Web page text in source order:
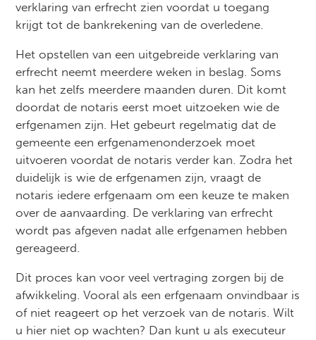
verklaring van erfrecht zien voordat u toegang
krijgt tot de bankrekening van de overledene.
Het opstellen van een uitgebreide verklaring van
erfrecht neemt meerdere weken in beslag. Soms
kan het zelfs meerdere maanden duren. Dit komt
doordat de notaris eerst moet uitzoeken wie de
erfgenamen zijn. Het gebeurt regelmatig dat de
gemeente een erfgenamenonderzoek moet
uitvoeren voordat de notaris verder kan. Zodra het
duidelijk is wie de erfgenamen zijn, vraagt de
notaris iedere erfgenaam om een keuze te maken
over de aanvaarding. De verklaring van erfrecht
wordt pas afgeven nadat alle erfgenamen hebben
gereageerd.
Dit proces kan voor veel vertraging zorgen bij de
afwikkeling. Vooral als een erfgenaam onvindbaar is
of niet reageert op het verzoek van de notaris. Wilt
u hier niet op wachten? Dan kunt u als executeur